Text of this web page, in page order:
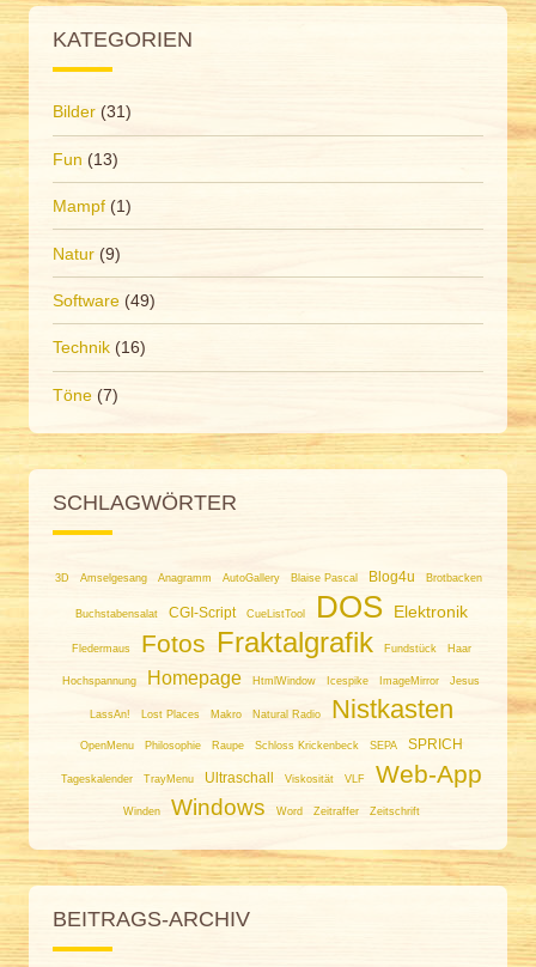
KATEGORIEN
Bilder (31)
Fun (13)
Mampf (1)
Natur (9)
Software (49)
Technik (16)
Töne (7)
SCHLAGWÖRTER
3D Amselgesang Anagramm AutoGallery Blaise Pascal Blog4u Brotbacken
Buchstabensalat CGI-Script CueListTool DOS Elektronik
Fledermaus Fotos Fraktalgrafik Fundstück Haar
Hochspannung Homepage HtmlWindow Icespike ImageMirror Jesus
LassAn! Lost Places Makro Natural Radio Nistkasten
OpenMenu Philosophie Raupe Schloss Krickenbeck SEPA SPRICH
Tageskalender TrayMenu Ultraschall Viskosität VLF Web-App
Winden Windows Word Zeitraffer Zeitschrift
BEITRAGS-ARCHIV